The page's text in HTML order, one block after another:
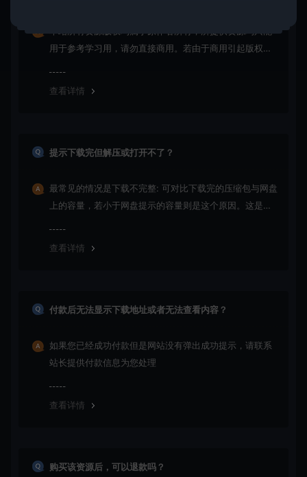
本站所有资源版权均属于原作者所有，所提供资源均只能
用于参考学习用，请勿直接商用。若由于商用引起版权纠
查看详情
提示下载完但解压或打开不了？
最常见的情况是下载不完整: 可对比下载完的压缩包与网盘
上的容量，若小于网盘提示的容量则是这个原因。这是浏
查看详情
付款后无法显示下载地址或者无法查看内容？
如果您已经成功付款但是网站没有弹出成功提示，请联系
站长提供付款信息为您处理
查看详情
购买该资源后，可以退款吗？